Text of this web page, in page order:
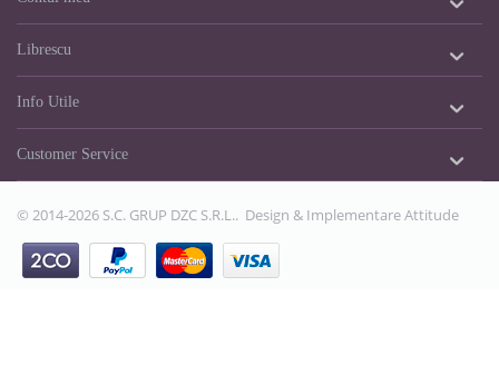
Librescu
Info Utile
Customer Service
© 2014-2026 S.C. GRUP DZC S.R.L.. Design & ImplementareAttitude